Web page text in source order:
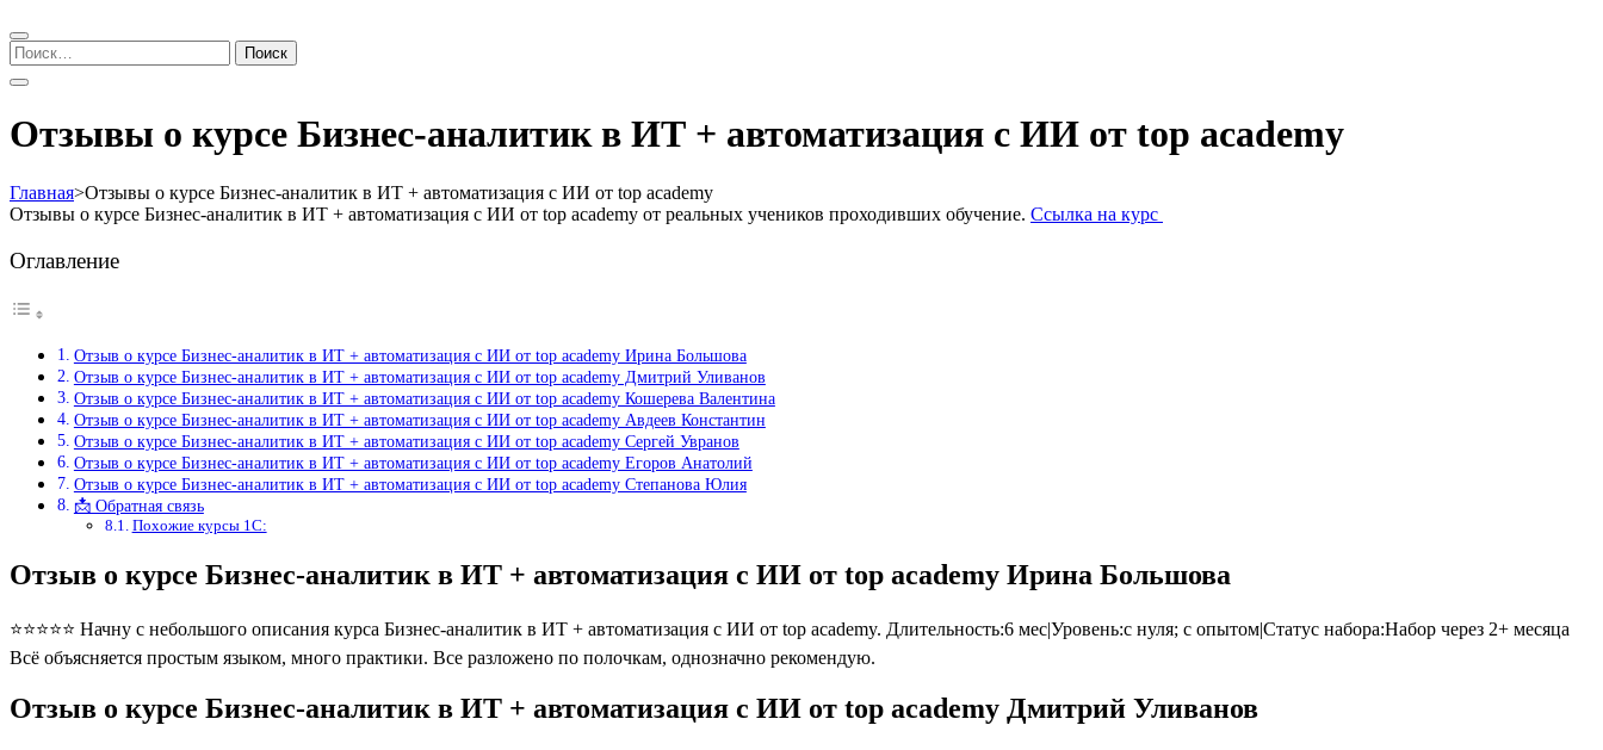
Найти:
Отзывы о курсе Бизнес-аналитик в ИТ + автоматизация с ИИ от top academy
Главная>Отзывы о курсе Бизнес-аналитик в ИТ + автоматизация с ИИ от top academy
Отзывы о курсе Бизнес-аналитик в ИТ + автоматизация с ИИ от top academy от реальных учеников проходивших обучение. Ссылка на курс
Оглавление
Отзыв о курсе Бизнес-аналитик в ИТ + автоматизация с ИИ от top academy Ирина Большова
Отзыв о курсе Бизнес-аналитик в ИТ + автоматизация с ИИ от top academy Дмитрий Уливанов
Отзыв о курсе Бизнес-аналитик в ИТ + автоматизация с ИИ от top academy Кошерева Валентина
Отзыв о курсе Бизнес-аналитик в ИТ + автоматизация с ИИ от top academy Авдеев Константин
Отзыв о курсе Бизнес-аналитик в ИТ + автоматизация с ИИ от top academy Сергей Увранов
Отзыв о курсе Бизнес-аналитик в ИТ + автоматизация с ИИ от top academy Егоров Анатолий
Отзыв о курсе Бизнес-аналитик в ИТ + автоматизация с ИИ от top academy Степанова Юлия
📩 Обратная связь
Похожие курсы 1С:
Отзыв о курсе Бизнес-аналитик в ИТ + автоматизация с ИИ от top academy Ирина Большова
⭐⭐⭐⭐⭐ Начну с небольшого описания курса Бизнес-аналитик в ИТ + автоматизация с ИИ от top academy. Длительность:6 мес|Уровень:с нуля; с опытом|Статус набора:Набор через 2+ месяца
Всё объясняется простым языком, много практики. Все разложено по полочкам, однозначно рекомендую.
Отзыв о курсе Бизнес-аналитик в ИТ + автоматизация с ИИ от top academy Дмитрий Уливанов